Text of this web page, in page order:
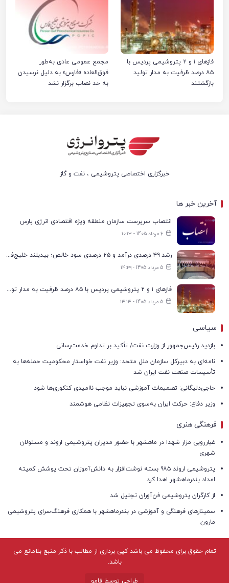
فازهای ۱ و ۲ پتروشیمی پردیس با
۸۵ درصد ظرفیت به مدار تولید
بازگشتند
مجمع عمومی عادی به‌طور
فوق‌العاده «فارس» به دلیل نرسیدن
به حد نصاب برگزار نشد
خبرگزاری اختصاصی پتروشیمی ، نفت و گاز
آخرین خبر ها
انتصاب سرپرست سازمان منطقه ویژه اقتصادی انرژی پارس
6 مرداد 1405 - ۱۰:۱۳
رشد ۴۹ درصدی درآمد و ۲۵ درصدی سود خالص؛ بیدبلند خلیج‌فارس سال ۱۴۰۴ را با رکوردهای جدید به پایان رساند
5 مرداد 1405 - ۱۴:۲۹
فازهای ۱ و ۲ پتروشیمی پردیس با ۸۵ درصد ظرفیت به مدار تولید بازگشتند
5 مرداد 1405 - ۱۴:۱۴
سیاسی
بازدید رئیس‌جمهور از وزارت نفت/ تأکید بر تداوم خدمت‌رسانی
نامه‌ای به دبیرکل سازمان ملل متحد: وزیر نفت خواستار محکومیت حمله‌ها به
تأسیسات صنعت نفت ایران شد
حاجی‌دلیگانی: تصمیمات آموزشی نباید موجب ناامیدی کنکوری‌ها شود
وزیر دفاع: حرکت ایران به‌سوی تجهیزات نظامی هوشمند
فرهنگی هنری
غبارروبی مزار شهدا در ماهشهر با حضور مدیران پتروشیمی اروند و مسئولان
شهری
پتروشیمی اروند ۹۸۵ بسته نوشت‌افزار به دانش‌آموزان تحت پوشش کمیته
امداد بندرماهشهر اهدا کرد
از کارگران پتروشیمی فن‌آوران تجلیل شد
سمینارهای فرهنگی و آموزشی در بندرماهشهر با همکاری فرهنگ‌سرای پتروشیمی
مارون
تمام حقوق برای محفوظ می باشد کپی برداری از مطالب با ذکر منبع بلامانع می
باشد.
طراحی توسط فامو